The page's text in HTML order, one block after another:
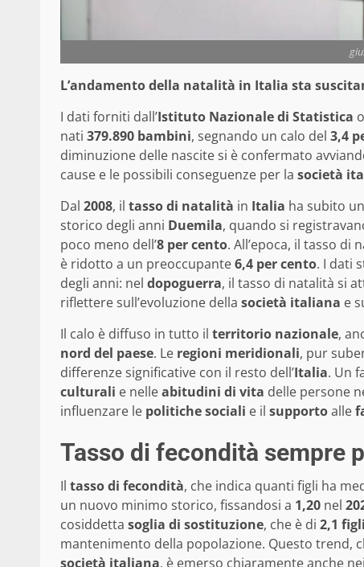
L’andamento della natalità in Italia sta
I dati forniti dall’Istituto Nazionale di Statistica
nati 379.890 bambini, segnando un calo del 3,4
diminuzione delle nascite si è confermato
cause e le possibili conseguenze per la società
Dal 2008, il tasso di natalità in Italia ha subito
storico degli anni Duemila, quando si
poco meno dell’8 per cento. All’epoca, il tasso di
è ridotto a un preoccupante6,4 per cento. I dati
degli anni: nel dopoguerra, il tasso di natalità si
riflettere sull’evoluzione della società italiana e
Il calo è diffuso in tutto il territorio nazionale,
nord del paese. Le regioni meridionali, pur
differenze significative con il resto dell’Italia. Un
culturali e nelleabitudini di vita delle persone
influenzare le politiche sociali e il supportoalle
Tasso di fecondità sempre
Il tasso di fecondità, che indica quanti figli ha
un nuovo minimo storico, fissandosi a 1,20 nel
cosiddetta soglia di sostituzione, che è di 2,1
mantenimento della popolazione. Questo
società italiana, è emerso chiaramente anche